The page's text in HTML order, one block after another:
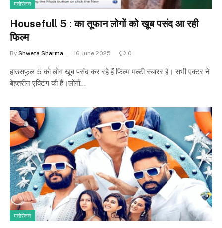
मनोरंजन
Housefull 5 : का तूफान लोगों को खूब पसंद आ रही
फिल्म
By Shweta Sharma 16 June 2025 0
हाउसफुल 5 को लोग खूब पसंद कर रहे हैं फिल्म मल्टी स्चारर है। सभी एक्टर ने
बेहतरीन एक्टिंग की हैं।लोगों…
मनोरंजन